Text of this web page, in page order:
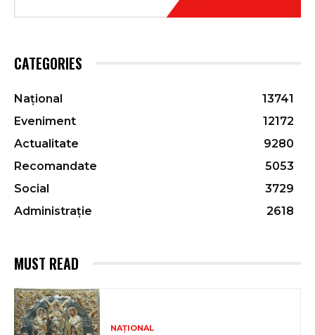
CATEGORIES
Național
13741
Eveniment
12172
Actualitate
9280
Recomandate
5053
Social
3729
Administrație
2618
MUST READ
NAȚIONAL